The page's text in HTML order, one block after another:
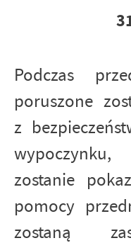
Podczas
poruszone
z
zostanie
pomocy
zostaną